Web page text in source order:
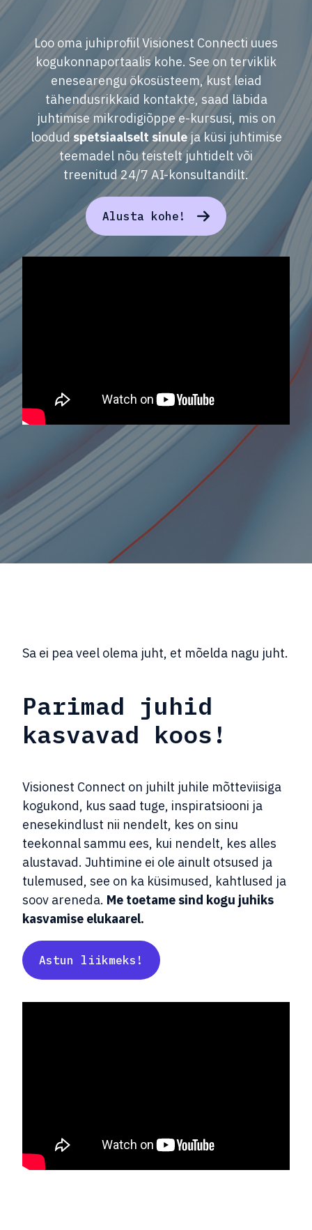
Loo oma juhiprofiil Visionest Connecti uues
kogukonnaportaalis kohe. See on terviklik
enesearengu ökosüsteem, kust leiad
tähendusrikkaid kontakte, saad läbida
juhtimise mikrodigiõppe e-kursusi, mis on
loodudspetsiaalselt sinuleja küsi juhtimise
teemadel nõu teistelt juhtidelt või
treenitud 24/7 AI-konsultandilt.
Alusta kohe!
Sa ei pea veel olema juht, et mõelda nagu juht.
Parimad juhid
kasvavad koos!
Visionest Connect on juhilt juhile mõtteviisiga
kogukond, kus saad tuge, inspiratsiooni ja
enesekindlust nii nendelt, kes on sinu
teekonnalsammu ees, kui nendelt, kes alles
alustavad. Juhtimine ei ole ainult otsused ja
tulemused, see on ka küsimused, kahtlused ja
soov areneda. Me toetame sind kogu juhiks
kasvamise elukaarel.
Astun liikmeks!